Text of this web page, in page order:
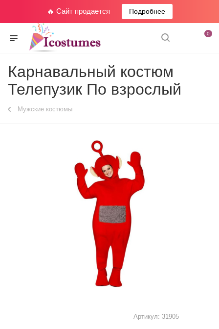
🔥 Сайт продается Подробнее
0
Карнавальный костюм
Телепузик По взрослый
Мужские костюмы
Артикул: 31905